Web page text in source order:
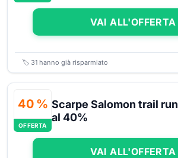
VAI ALL'OFFERTA
🏷️ 31 hanno già risparmiato
40 %
OFFERTA
Scarpe Salomon trail
al 40%
VAI ALL'OFFERTA